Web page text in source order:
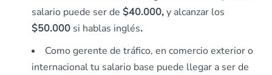
salario puede ser de $40.000,y alcanzar los
$50.000 si hablas inglés.
Como gerente de tráfico, en comercio exterior o
internacional tu salario base puede llegar a ser de